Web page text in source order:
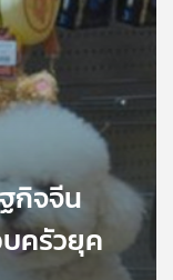
กิจจีน
ครัวยุค